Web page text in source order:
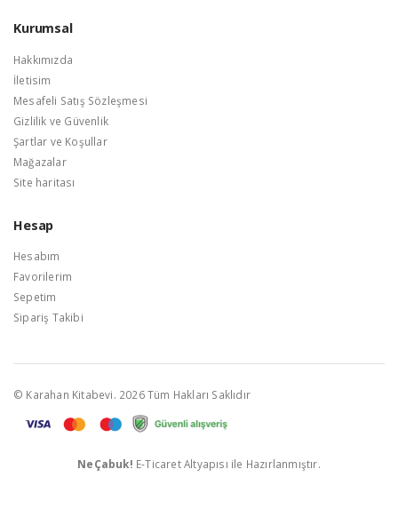
Kurumsal
Hakkımızda
İletisim
Mesafeli Satış Sözleşmesi
Gizlilik ve Güvenlik
Şartlar ve Koşullar
Mağazalar
Site haritası
Hesap
Hesabım
Favorilerim
Sepetim
Sipariş Takibi
© Karahan Kitabevi. 2026 Tüm Hakları Saklıdır
NeÇabuk! E-Ticaret Altyapısı ile Hazırlanmıştır.